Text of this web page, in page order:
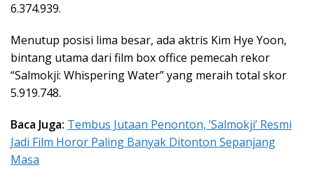
6.374.939.
Menutup posisi lima besar, ada aktris Kim Hye Yoon,
bintang utama dari film box office pemecah rekor
“Salmokji: Whispering Water” yang meraih total skor
5.919.748.
Baca Juga: Tembus Jutaan Penonton, ‘Salmokji’ Resmi
Jadi Film Horor Paling Banyak Ditonton Sepanjang
Masa